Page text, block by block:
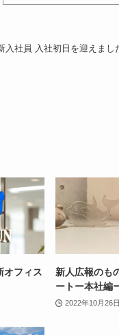
入社員 入社初日を迎えまし
オフィス
新人広報のも
ートー本社編
2022年10月26日